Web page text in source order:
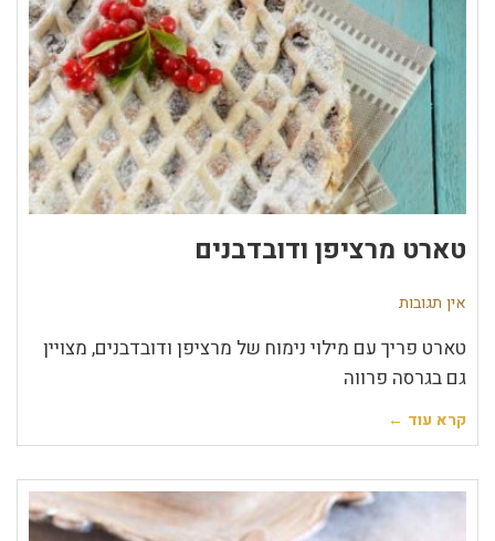
טארט מרציפן ודובדבנים
אין תגובות
טארט פריך עם מילוי נימוח של מרציפן ודובדבנים, מצויין
גם בגרסה פרווה
קרא עוד ←